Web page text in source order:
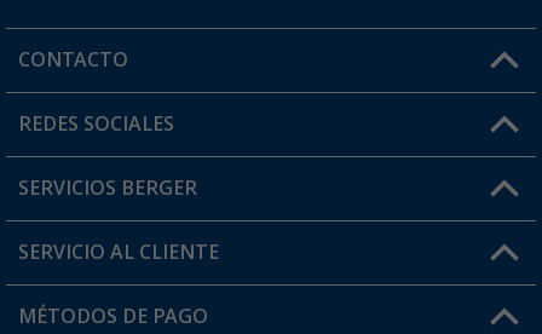
CONTACTO
Horario de atención al cliente:
¿Tienes alguna duda?
REDES SOCIALES
SERVICIOS BERGER
Conviértete en distribuidor
Mi cuenta
SERVICIO AL CLIENTE
FAQ y Contacto
MÉTODOS DE PAGO